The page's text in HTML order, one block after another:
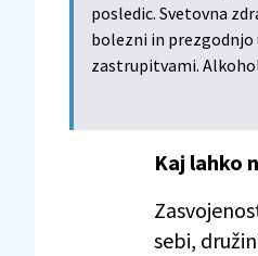
posledic. Svetovna
bolezni in
zastrupitvami.
Kaj lahko
sebi,